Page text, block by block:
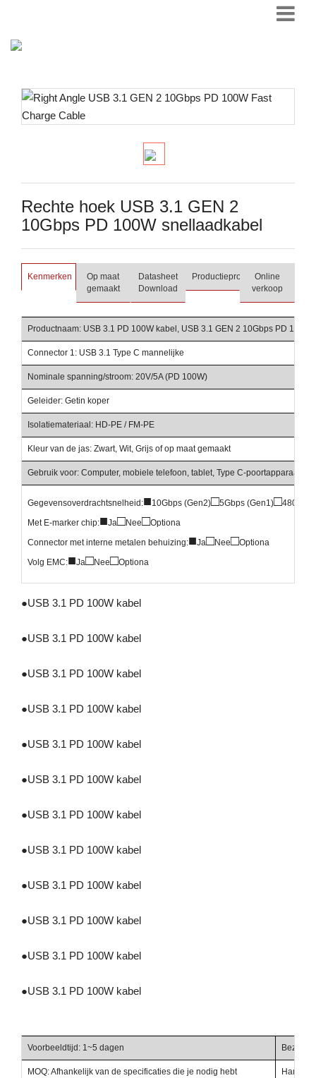
Rechte hoek USB 3.1 GEN 2
10Gbps PD 100W snellaadkabel
Kenmerken
Op maat
gemaakt
Datasheet
Download
Productieproces Online
verkoop
Productnaam: USB 3.1 PD 100W kabel, USB 3.1 GEN 2 10Gbps PD
Connector 1: USB 3.1 Type C mannelijke
Nominale spanning/stroom: 20V/5A (PD 100W)
Geleider: Getin koper
Isolatiemateriaal: HD-PE / FM-PE
Kleur van de jas: Zwart, Wit, Grijs of op maat gemaakt
Gebruik voor: Computer, mobiele telefoon, tablet, Type C-poortapparaat,
Gegevensoverdrachtsnelheid:■10Gbps (Gen2)□5Gbps (Gen1)□
Met E-marker chip:■Ja□Nee□Optiona
Connector met interne metalen behuizing:■Ja□Nee□Optiona
Volg EMC:■Ja□Nee□Optiona
●USB 3.1 PD 100W kabel
●USB 3.1 PD 100W kabel
●USB 3.1 PD 100W kabel
●USB 3.1 PD 100W kabel
●USB 3.1 PD 100W kabel
●USB 3.1 PD 100W kabel
●USB 3.1 PD 100W kabel
●USB 3.1 PD 100W kabel
●USB 3.1 PD 100W kabel
●USB 3.1 PD 100W kabel
●USB 3.1 PD 100W kabel
●USB 3.1 PD 100W kabel
Voorbeeldtijd: 1~5 dagen
MOQ: Afhankelijk van de specificaties die je nodig hebt